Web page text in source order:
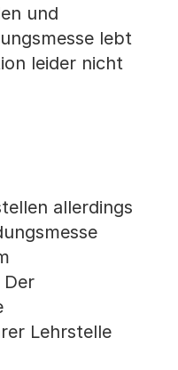
und
lebt
leider nicht
allerdings
Der
Lehrstelle